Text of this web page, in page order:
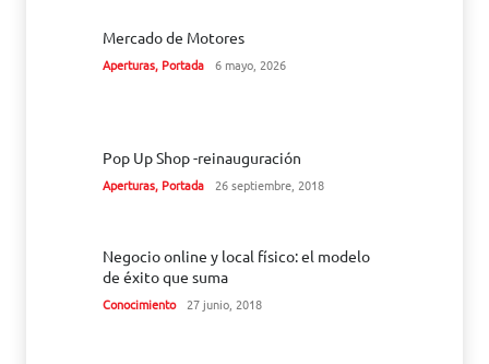
Mercado de Motores
Aperturas, Portada 6 mayo, 2026
Pop Up Shop -reinauguración
Aperturas, Portada 26 septiembre, 2018
Negocio online y local físico: el modelo
de éxito que suma
Conocimiento 27 junio, 2018